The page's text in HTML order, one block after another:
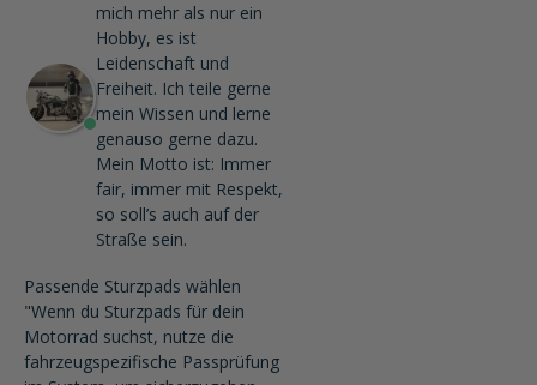
mich mehr als nur ein
Hobby, es ist
Leidenschaft und
Freiheit. Ich teile gerne
mein Wissen und lerne
genauso gerne dazu.
Mein Motto ist: Immer
fair, immer mit Respekt,
so soll’s auch auf der
Straße sein.
Passende Sturzpads wählen
"Wenn du Sturzpads für dein
Motorrad suchst, nutze die
fahrzeugspezifische Passprüfung